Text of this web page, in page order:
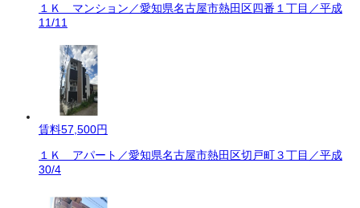
１Ｋ マンション／愛知県名古屋市熱田区四番１丁目／平成
11/11
賃料57,500円
１Ｋ アパート／愛知県名古屋市熱田区切戸町３丁目／平成
30/4